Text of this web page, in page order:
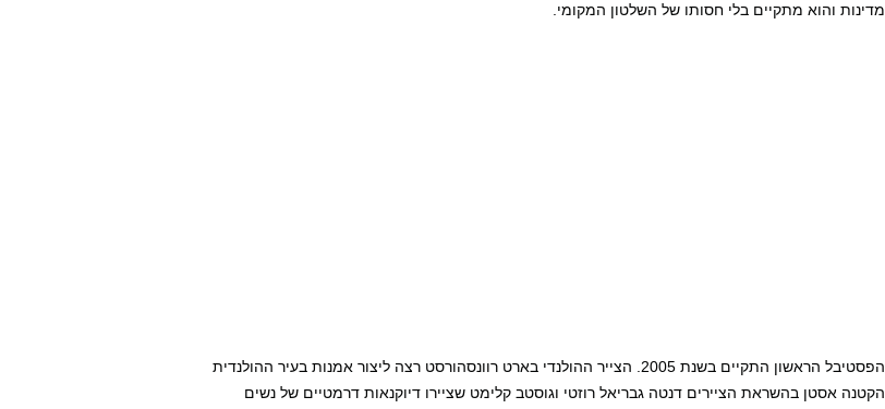
מדינות והוא מתקיים בלי חסותו של השלטון המקומי.
הפסטיבל הראשון התקיים בשנת 2005. הצייר ההולנדי בארט רוונסהורסט רצה ליצור אמנות בעיר ההולנדית
הקטנה אסטן בהשראת הציירים דנטה גבריאל רוזטי וגוסטב קלימט שציירו דיוקנאות דרמטיים של נשים